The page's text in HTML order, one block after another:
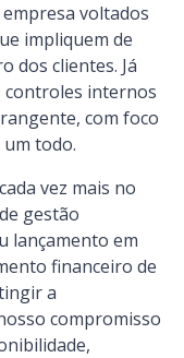
voltados
impliquem de
dos clientes. Já
controles internos
com foco
todo.
vez mais no
gestão
lançamento em
financeiro de
a
compromisso